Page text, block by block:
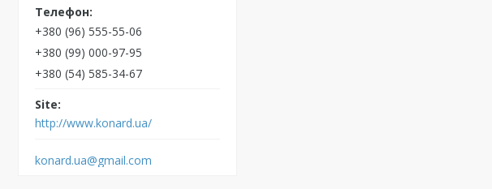
+380 (96) 555-55-06
+380 (99) 000-97-95
+380 (54) 585-34-67
http://www.konard.ua/
konard.ua@gmail.com